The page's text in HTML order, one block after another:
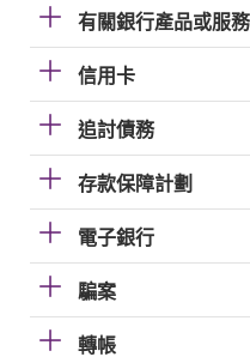
有關銀行產品或服
信用卡
追討債務
存款保障計劃
電子銀行
騙案
轉帳